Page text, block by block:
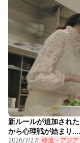
新ルールが追加され
から心理戦が始まり
2026/7/27 韓流・アジア